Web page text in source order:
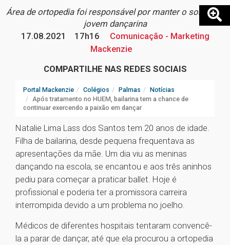
Área de ortopedia foi responsável por manter o sonho da
jovem dançarina
17.08.2021
17h16
Comunicação - Marketing
Mackenzie
COMPARTILHE NAS REDES SOCIAIS
Portal Mackenzie Colégios Palmas
Notícias
Após tratamento no HUEM, bailarina tem a chance de
continuar exercendo a paixão em dançar
Natalie Lima Lass dos Santos tem 20 anos de idade.
Filha de bailarina, desde pequena frequentava as
apresentações da mãe. Um dia viu as meninas
dançando na escola, se encantou e aos três aninhos
pediu para começar a praticar ballet. Hoje é
profissional e poderia ter a promissora carreira
interrompida devido a um problema no joelho.
Médicos de diferentes hospitais tentaram convencê-
la a parar de dançar, até que ela procurou a ortopedia